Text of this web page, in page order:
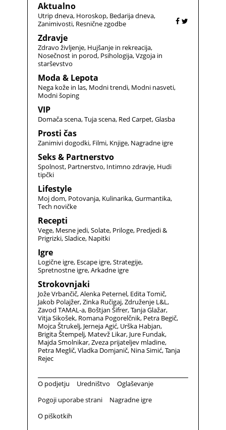
Aktualno
Utrip dneva Horoskop Bedarija dneva
Zanimivosti Resnične zgodbe
Zdravje
Zdravo življenje Hujšanje in rekreacija
Nosečnost in porod Psihologija Vzgoja in
starševstvo
Moda & Lepota
Nega kože in las Modni trendi Modni nasveti
Modni šoping
VIP
Domača scena Tuja scena Red Carpet Glasba
Prosti čas
Zanimivi dogodki Filmi Knjige Nagradne igre
Seks & Partnerstvo
Spolnost Partnerstvo Intimno zdravje Hudi
tipčki
Lifestyle
Moj dom Potovanja Kulinarika Gurmantika
Tech novičke
Recepti
Vege Mesne jedi Solate Priloge Predjedi &
Prigrizki Sladice Napitki
Igre
Logične igre Escape igre Strategije
Spretnostne igre Arkadne igre
Strokovnjaki
Jože Vrbančič Alenka Peternel Edita Tomič
Jakob Polajžer Zinka Ručigaj Združenje L&L
Zavod TAMAL-a Boštjan Šifrer Tanja Glažar
Vitja Sikošek Romana Pogorelčnik Petra Begič
Mojca Štrukelj Jerneja Agić Urška Habjan
Brigita Štempelj Matevž Likar Jure Fundak
Majda Smolnikar Zveza prijateljev mladine
Petra Meglič Vladka Domjanič Nina Simić Tanja
Rejec
O podjetju Uredništvo
Oglaševanje
Pogoji uporabe strani
Nagradne igre
O piškotkih